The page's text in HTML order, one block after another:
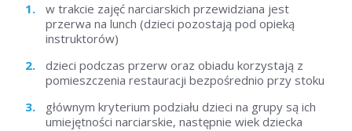
w trakcie zajęć narciarskich przewidziana jest
przerwa na lunch (dzieci pozostają pod opieką
instruktorów)
dzieci podczas przerw oraz obiadu korzystają z
pomieszczenia restauracji bezpośrednio przy stoku
głównym kryterium podziału dzieci na grupy są ich
umiejętności narciarskie, następnie wiek dziecka